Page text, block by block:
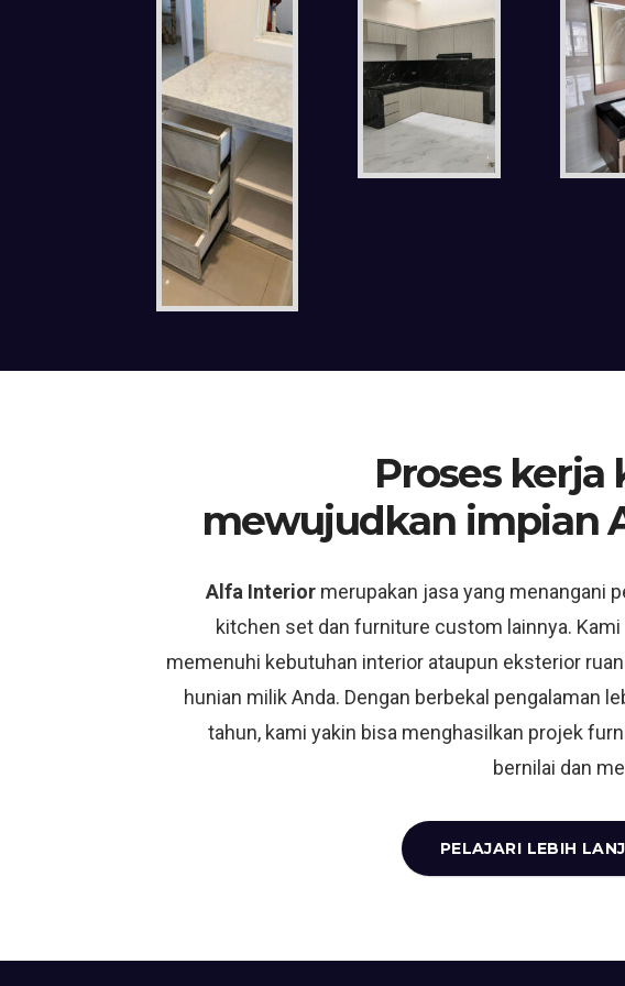
Proses kerja
mewujudkan impian
Alfa Interior merupakan jasa yang menangani
kitchen set dan furniture custom lainnya. Kami
memenuhi kebutuhan interior ataupun eksterior
hunian milik Anda. Dengan berbekal pengalaman
tahun, kami yakin bisa menghasilkan projek
bernilai dan
PELAJARI LEBIH